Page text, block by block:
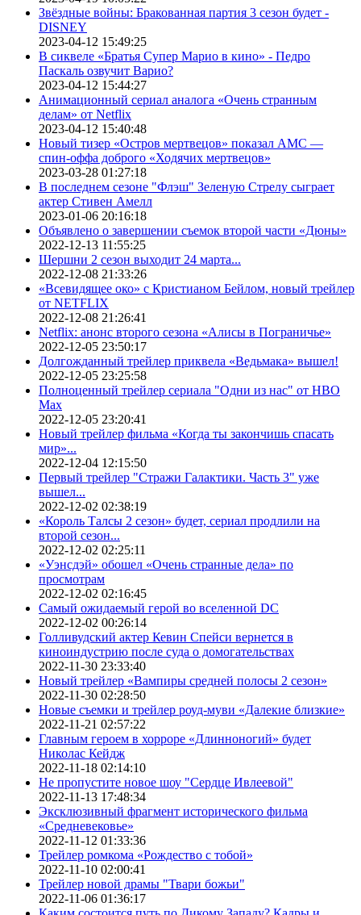
Звёздные войны: Бракованная партия 3 сезон будет -
DISNEY
2023-04-12 15:49:25
В сиквеле «Братья Супер Марио в кино» - Педро
Паскаль озвучит Варио?
2023-04-12 15:44:27
Анимационный сериал аналога «Очень странным
делам» от Netflix
2023-04-12 15:40:48
Новый тизер «Остров мертвецов» показал АМС —
спин-оффа доброго «Ходячих мертвецов»
2023-03-28 01:27:18
В последнем сезоне "Флэш" Зеленую Стрелу сыграет
актер Стивен Амелл
2023-01-06 20:16:18
Объявлено о завершении съемок второй части «Дюны»
2022-12-13 11:55:25
Шершни 2 сезон выходит 24 марта...
2022-12-08 21:33:26
«Всевидящее око» с Кристианом Бейлом, новый трейлер
от NETFLIX
2022-12-08 21:26:41
Netflix: анонс второго сезона «Алисы в Пограничье»
2022-12-05 23:50:17
Долгожданный трейлер приквела «Ведьмака» вышел!
2022-12-05 23:25:58
Полноценный трейлер сериала "Одни из нас" от HBO
Max
2022-12-05 23:20:41
Новый трейлер фильма «Когда ты закончишь спасать
мир»...
2022-12-04 12:15:50
Первый трейлер "Стражи Галактики. Часть 3" уже
вышел...
2022-12-02 02:38:19
«Король Талсы 2 сезон» будет, сериал продлили на
второй сезон...
2022-12-02 02:25:11
«Уэнсдэй» обошел «Очень странные дела» по
просмотрам
2022-12-02 02:16:45
Самый ожидаемый герой во вселенной DC
2022-12-02 00:26:14
Голливудский актер Кевин Спейси вернется в
киноиндустрию после суда о домогательствах
2022-11-30 23:33:40
Новый трейлер «Вампиры средней полосы 2 сезон»
2022-11-30 02:28:50
Новые съемки и трейлер роуд-муви «Далекие близкие»
2022-11-21 02:57:22
Главным героем в хорроре «Длинноногий» будет
Николас Кейдж
2022-11-18 02:14:10
Не пропустите новое шоу "Сердце Ивлеевой"
2022-11-13 17:48:34
Эксклюзивный фрагмент исторического фильма
«Средневековье»
2022-11-12 01:33:36
Трейлер ромкома «Рождество с тобой»
2022-11-10 02:00:41
Трейлер новой драмы "Твари божьи"
2022-11-06 01:36:17